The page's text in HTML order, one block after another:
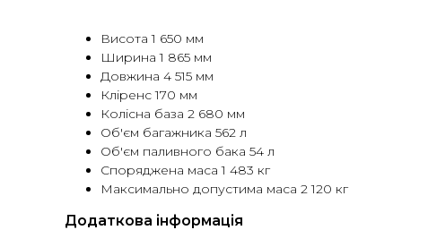
Висота 1 650 мм
Ширина 1 865 мм
Довжина 4 515 мм
Кліренс 170 мм
Колісна база 2 680 мм
Об'єм багажника 562 л
Об'єм паливного бака 54 л
Споряджена маса 1 483 кг
Максимально допустима маса 2 120 кг
Додаткова інформація